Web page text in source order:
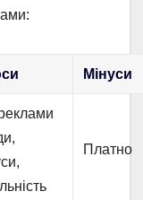
Мінуси
Платно